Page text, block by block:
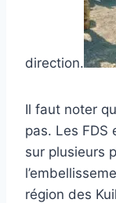
direction.
Il faut noter
pas. Les FDS
sur plusieurs
région des